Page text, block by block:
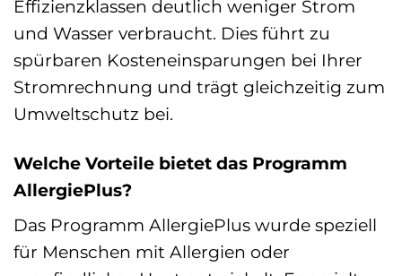
Effizienzklassen deutlich weniger Strom
und Wasser verbraucht. Dies führt zu
spürbaren Kosteneinsparungen bei Ihrer
Stromrechnung und trägt gleichzeitig zum
Umweltschutz bei.
Welche Vorteile bietet das Programm
AllergiePlus?
Das Programm AllergiePlus wurde speziell
für Menschen mit Allergien oder